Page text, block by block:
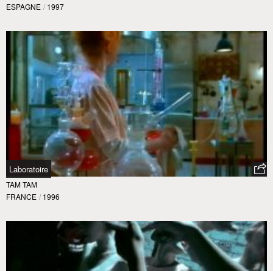
ESPAGNE / 1997
Laboratoire
TAM TAM
FRANCE / 1996